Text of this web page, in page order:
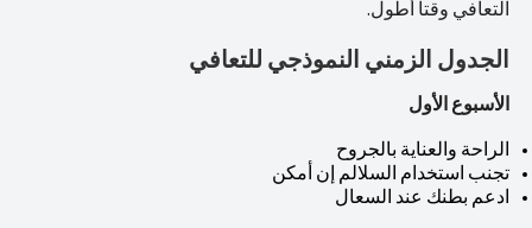
التعافي وقتاً أطول.
الجدول الزمني النموذجي للتعافي
الأسبوع الأول
الراحة والعناية بالجروح
تجنب استخدام السلالم إن أمكن
ادعم بطنك عند السعال